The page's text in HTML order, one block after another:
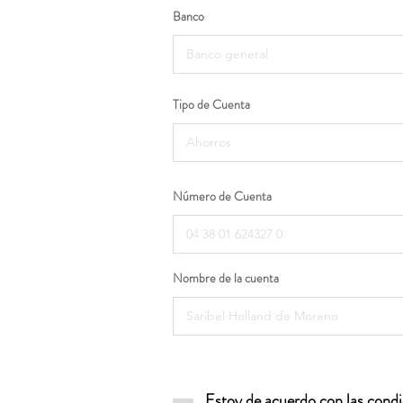
Banco
Tipo de Cuenta
Número de Cuenta
Nombre de la cuenta